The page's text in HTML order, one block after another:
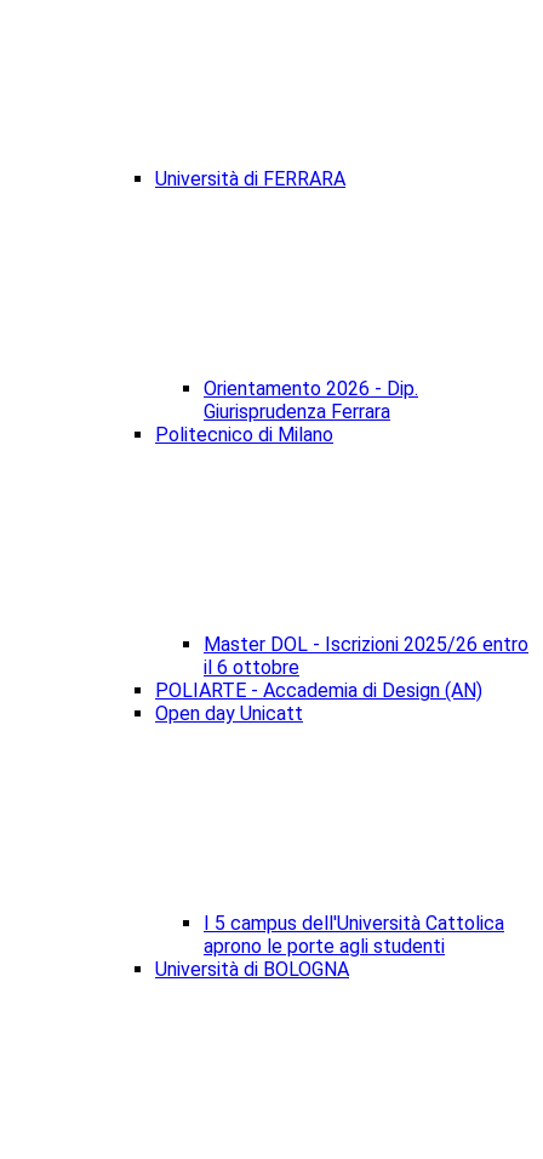
Università di FERRARA
Orientamento 2026 - Dip.
Giurisprudenza Ferrara
Politecnico di Milano
Master DOL - Iscrizioni 2025/26 entro
il 6 ottobre
POLIARTE - Accademia di Design (AN)
Open day Unicatt
I 5 campus dell'Università Cattolica
aprono le porte agli studenti
Università di BOLOGNA